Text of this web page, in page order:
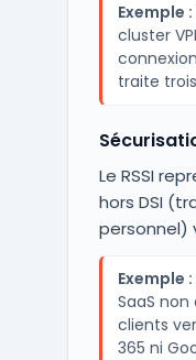
Exemple :
cluster
traite
Le RSSI
hors DSI
personnel)
Exemple :
SaaS
clients
365 ni